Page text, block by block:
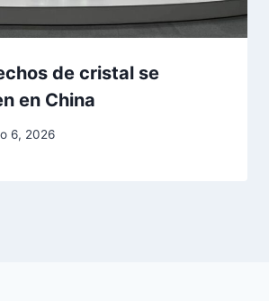
de cristal se
en China
6, 2026